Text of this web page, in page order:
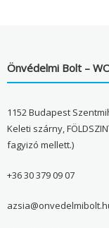
Önvédelmi Bolt –
1152 Budapest
Keleti szárny,
fagyizó mellett.)
+36 30 379 09 07